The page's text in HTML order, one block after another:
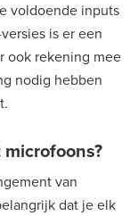
voldoende inputs
is er een
ook rekening mee
nodig hebben
van
dat je elk